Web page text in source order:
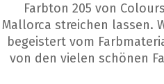
Farbton 205 von
Mallorca streichen lassen.
begeistert vom
von den vielen schönen